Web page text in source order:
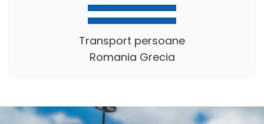
Transport persoane
Romania Grecia